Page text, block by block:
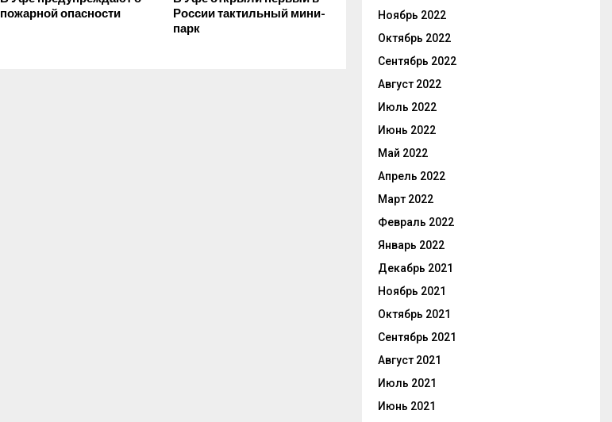
пожарной опасности
России тактильный мини-
парк
Ноябрь 2022
Октябрь 2022
Сентябрь 2022
Август 2022
Июль 2022
Июнь 2022
Май 2022
Апрель 2022
Март 2022
Февраль 2022
Январь 2022
Декабрь 2021
Ноябрь 2021
Октябрь 2021
Сентябрь 2021
Август 2021
Июль 2021
Июнь 2021